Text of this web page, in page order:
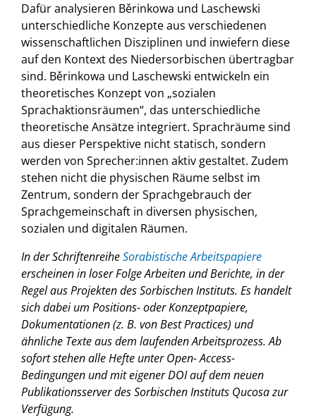
Dafür analysieren Běrinkowa und Laschewski
unterschiedliche Konzepte aus verschiedenen
wissenschaftlichen Disziplinen und inwiefern diese
auf den Kontext des Niedersorbischen übertragbar
sind. Běrinkowa und Laschewski entwickeln ein
theoretisches Konzept von „sozialen
Sprachaktionsräumen“, das unterschiedliche
theoretische Ansätze integriert. Sprachräume sind
aus dieser Perspektive nicht statisch, sondern
werden von Sprecher:innen aktiv gestaltet. Zudem
stehen nicht die physischen Räume selbst im
Zentrum, sondern der Sprachgebrauch der
Sprachgemeinschaft in diversen physischen,
sozialen und digitalen Räumen.
In der SchriftenreiheSorabistische Arbeitspapiere
erscheinen in loser Folge Arbeiten und Berichte, in der
Regel aus Projekten des Sorbischen Instituts. Es handelt
sich dabei um Positions- oder Konzeptpapiere,
Dokumentationen (z. B. von Best Practices) und
ähnliche Texte aus dem laufenden Arbeitsprozess. Ab
sofort stehen alle Hefte unter Open- Access-
Bedingungen und mit eigener DOI auf dem neuen
Publikationsserver des Sorbischen Instituts Qucosa zur
Verfügung.